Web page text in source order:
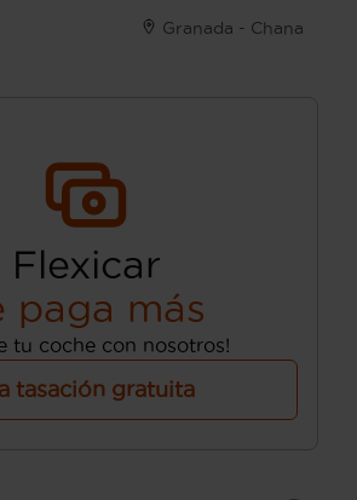
Granada - Chana
Flexicar
paga más
tu coche con nosotros!
tasación gratuita